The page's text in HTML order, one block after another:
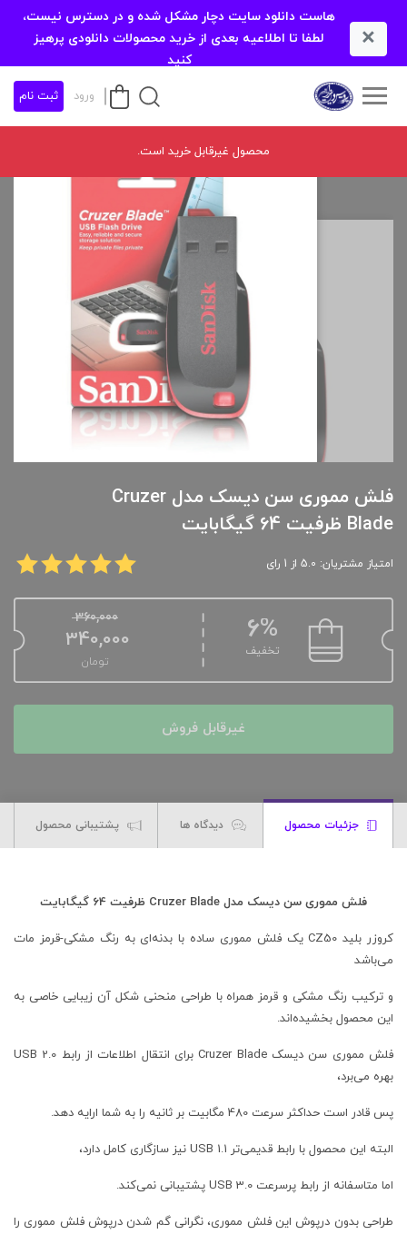
×
هاست دانلود سایت دچار مشکل شده و در دسترس نیست،
لطفا تا اطلاعیه بعدی از خرید محصولات دانلودی پرهیز
کنید
ورود ثبت نام
محصول غیرقابل خرید است.
فلش مموری سن دیسک مدل Cruzer
Blade ظرفیت 64 گیگابایت
امتیاز مشتریان: 5.0 از 1 رای
6%
تخفیف
360,000
340,000
تومان
غیرقابل فروش
جزئیات محصول دیدگاه ها پشتیبانی محصول
فلش مموری سن دیسک مدل Cruzer Blade ظرفیت 64 گیگابایت
کروزر بلید CZ50 یک فلش مموری ساده با بدنه‌ای به رنگ مشکی-قرمز مات
می‌باشد
و ترکیب رنگ مشکی و قرمز همراه با طراحی منحنی شکل آن زیبایی خاصی به
این محصول بخشیده‌اند.
فلش مموری سن دیسک Cruzer Blade برای انتقال اطلاعات از رابط USB 2.0
بهره می‌برد،
پس قادر است حداکثر سرعت 480 مگابیت بر ثانیه را به شما ارایه دهد.
البته این محصول با رابط قدیمی‌تر USB 1.1 نیز سازگاری کامل دارد،
اما متاسفانه از رابط پرسرعت USB 3.0 پشتیبانی نمی‌کند.
طراحی بدون درپوش این فلش مموری، نگرانی گم شدن درپوش فلش مموری را